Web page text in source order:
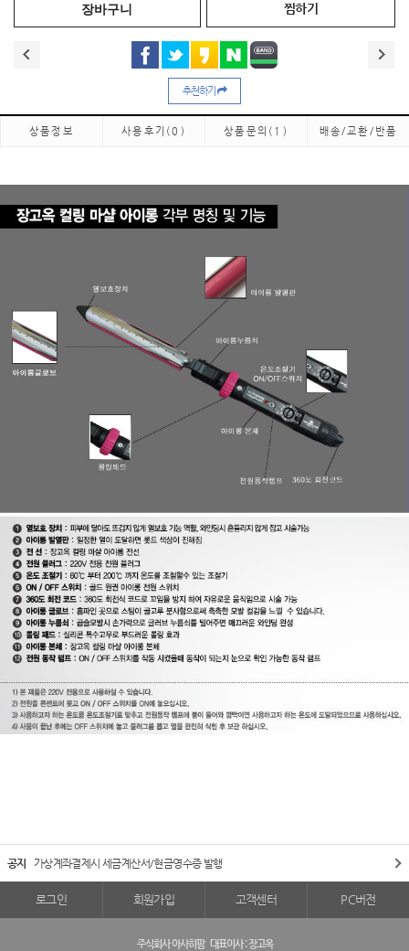
찜하기
추천하기
상품정보 사용후기 (0) 상품문의 (1) 배송/교환/반품
공지 가상계좌결제시 세금계산서/현금영수증 발행
로그인 회원가입 고객센터 PC버전
주식회사 아사히팜 대표이사 : 장고옥